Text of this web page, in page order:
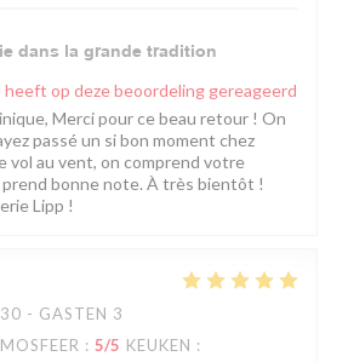
dans la grande tradition
heeft op deze beoordeling gereageerd
Merci pour ce beau retour ! On
passé un si bon moment chez
vol au vent, on comprend votre
bonne note. À très bientôt !
Lipp !
- GASTEN 3
: 5/5 KEUKEN :